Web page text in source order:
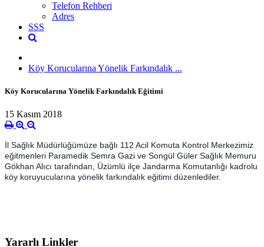
Telefon Rehberi
Adres
SSS
Köy Korucularına Yönelik Farkındalık ...
Köy Korucularına Yönelik Farkındalık Eğitimi
15 Kasım 2018
İl Sağlık Müdürlüğümüze bağlı 112 Acil Komuta Kontrol Merkezimiz
eğitmenleri Paramedik Semra Gazi ve Songül Güler Sağlık Memuru
Gökhan Alıcı tarafından, Üzümlü ilçe Jandarma Komutanlığı kadrolu
köy koruyucularına yönelik farkındalık eğitimi düzenlediler.
Yararlı Linkler